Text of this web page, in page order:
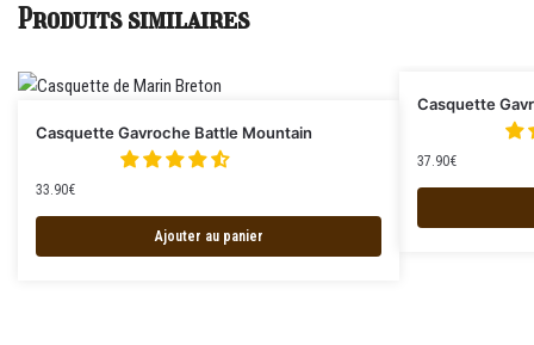
Produits similaires
Casquette Gavroche Battle Mountain
33.90€
Ajouter au panier
Casquette
37.90€